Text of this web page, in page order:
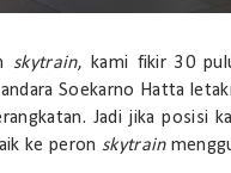
skytrain, kami fikir 30
Soekarno Hatta
Jadi jika posisi
ke peron skytrain